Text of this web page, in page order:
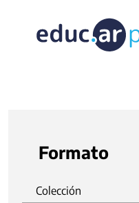
Formato
Colección